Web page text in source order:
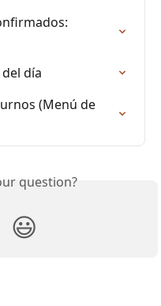
día
(Menú de
question?
😃